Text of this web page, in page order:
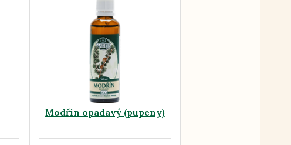
Modřín opadavý (pupeny)